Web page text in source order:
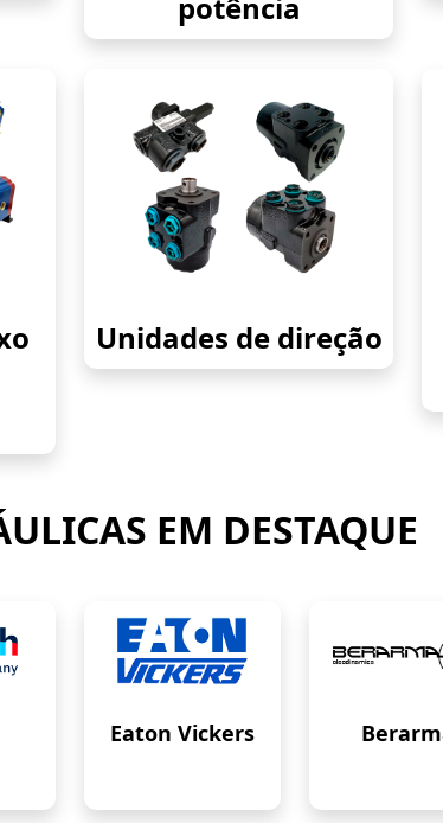
potência
Unidades de direção
EM DESTAQUE
Eaton Vickers